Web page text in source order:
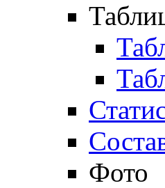
Фото